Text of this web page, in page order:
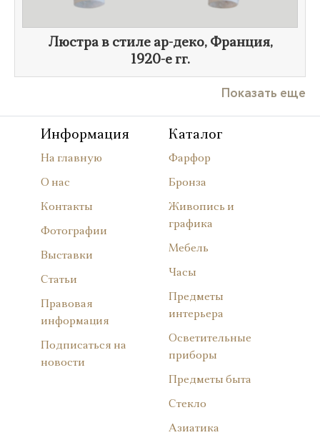
Люстра в стиле ар-деко, Франция,
1920-е гг.
Показать еще
Информация
На главную
О нас
Контакты
Фотографии
Выставки
Статьи
Правовая
информация
Подписаться на
новости
Каталог
Фарфор
Бронза
Живопись и
графика
Мебель
Часы
Предметы
интерьера
Осветительные
приборы
Предметы быта
Стекло
Азиатика